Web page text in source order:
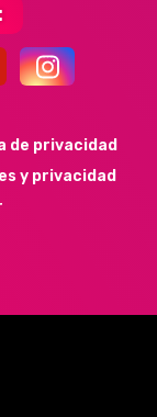
352
de privacidad
y privacidad